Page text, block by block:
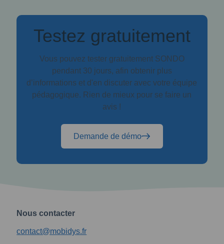
Testez gratuitement
Vous pouvez tester gratuitement SONDO
pendant 30 jours, afin obtenir plus
d’informations et d'en discuter avec votre équipe
pédagogique. Rien de mieux pour se faire un
avis !
Demande de démo
Nous contacter
contact@mobidys.fr